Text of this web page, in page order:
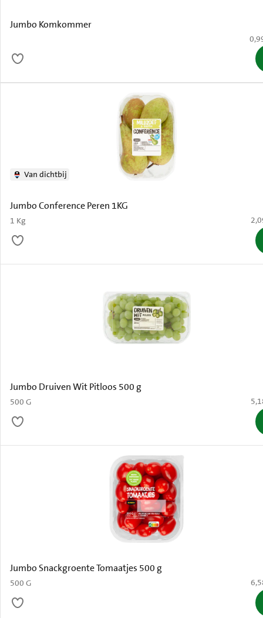
Jumbo Komkommer
€
Jumbo Conference Peren 1KG
1 Kg
Van dichtbij
€
Jumbo Druiven Wit Pitloos 500 g
500 G €
Jumbo Snackgroente Tomaatjes 500 g
500 G €